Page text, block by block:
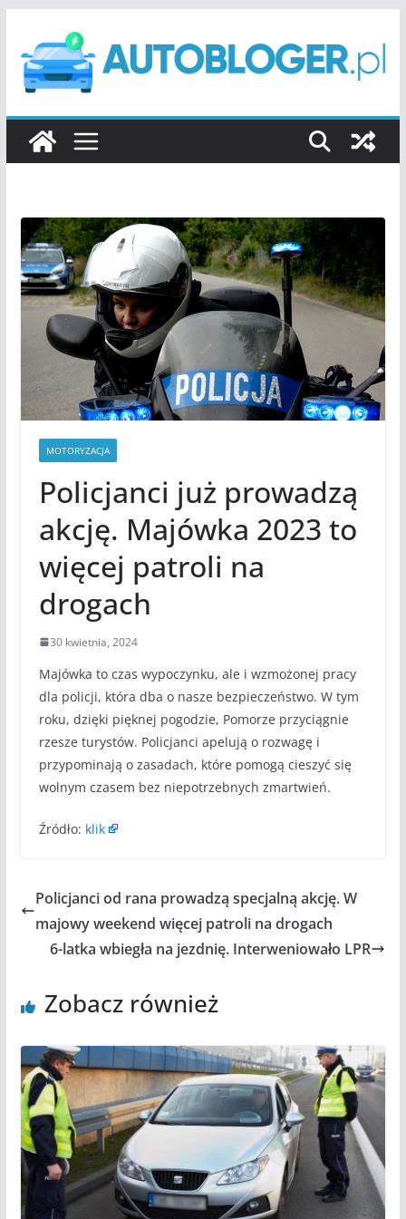
treści
MOTORYZACJA
Policjanci już prowadzą
akcję. Majówka 2023 to
więcej patroli na
drogach
30 kwietnia, 2024
Majówka to czas wypoczynku, ale i wzmożonej pracy
dla policji, która dba o nasze bezpieczeństwo. W tym
roku, dzięki pięknej pogodzie, Pomorze przyciągnie
rzesze turystów. Policjanci apelują o rozwagę i
przypominają o zasadach, które pomogą cieszyć się
wolnym czasem bez niepotrzebnych zmartwień.
Źródło: klik
Policjanci od rana prowadzą specjalną akcję. W
majowy weekend więcej patroli na drogach
6-latka wbiegła na jezdnię. Interweniowało LPR
Zobacz również